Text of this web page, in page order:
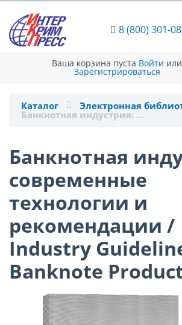
8 (800) 301-
Ваша корзина пуста Войти или
Зарегистрироваться
Каталог Электронная
Банкнотная индустрия: …
Банкнотная
современные
технологии и
рекомендации /
Industry
Banknote